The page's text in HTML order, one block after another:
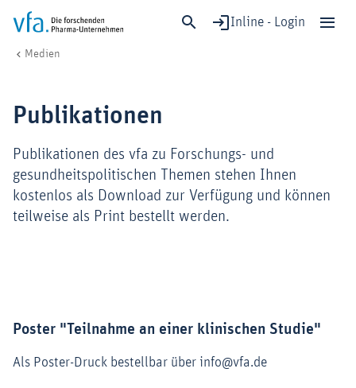
Inline - Login
Forschung & Entwicklung
Wirtschaft & Standort
Digitalisierung & KI
Verband & Mitglieder
Medien
Publikationen
Publikationen des vfa zu Forschungs- und
gesundheitspolitischen Themen stehen Ihnen
kostenlos als Download zur Verfügung und können
teilweise als Print bestellt werden.
Poster "Teilnahme an einer klinischen Studie"
Als Poster-Druck bestellbar über info@vfa.de